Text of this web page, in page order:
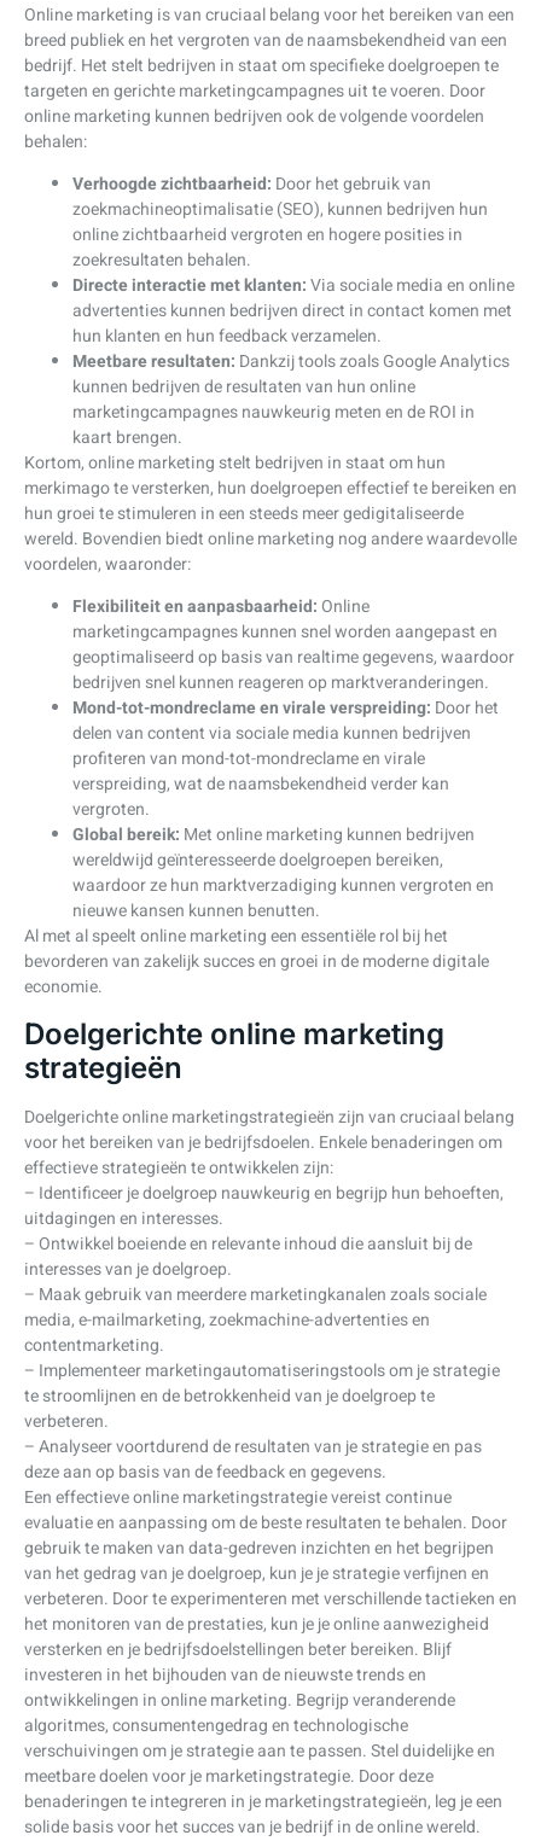
Online marketing is van cruciaal belang voor het bereiken van een
breed publiek en het vergroten van de naamsbekendheid van een
bedrijf. Het stelt bedrijven in staat om specifieke doelgroepen te
targeten en gerichte marketingcampagnes uit te voeren. Door
online marketing kunnen bedrijven ook de volgende voordelen
behalen:
Verhoogde zichtbaarheid: Door het gebruik van
zoekmachineoptimalisatie (SEO), kunnen bedrijven hun
online zichtbaarheid vergroten en hogere posities in
zoekresultaten behalen.
Directe interactie met klanten:Via sociale media en online
advertenties kunnen bedrijven direct in contact komen met
hun klanten en hun feedback verzamelen.
Meetbare resultaten: Dankzij tools zoals Google Analytics
kunnen bedrijven de resultaten van hun online
marketingcampagnes nauwkeurig meten en de ROI in
kaart brengen.
Kortom, online marketing stelt bedrijven in staat om hun
merkimago te versterken, hun doelgroepen effectief te bereiken en
hun groei te stimuleren in een steeds meer gedigitaliseerde
wereld. Bovendien biedt online marketing nog andere waardevolle
voordelen, waaronder:
Flexibiliteit en aanpasbaarheid: Online
marketingcampagnes kunnen snel worden aangepast en
geoptimaliseerd op basis van realtime gegevens, waardoor
bedrijven snel kunnen reageren op marktveranderingen.
Mond-tot-mondreclame en virale verspreiding: Door het
delen van content via sociale media kunnen bedrijven
profiteren van mond-tot-mondreclame en virale
verspreiding, wat de naamsbekendheid verder kan
vergroten.
Global bereik: Met online marketing kunnen bedrijven
wereldwijd geïnteresseerde doelgroepen bereiken,
waardoor ze hun marktverzadiging kunnen vergroten en
nieuwe kansen kunnen benutten.
Al met al speelt online marketing een essentiële rol bij het
bevorderen van zakelijk succes en groei in de moderne digitale
economie.
Doelgerichte online marketing
strategieën
Doelgerichte online marketingstrategieën zijn van cruciaal belang
voor het bereiken van je bedrijfsdoelen. Enkele benaderingen om
effectieve strategieën te ontwikkelen zijn:
– Identificeer je doelgroep nauwkeurig en begrijp hun behoeften,
uitdagingen en interesses.
– Ontwikkel boeiende en relevante inhoud die aansluit bij de
interesses van je doelgroep.
– Maak gebruik van meerdere marketingkanalen zoals sociale
media, e-mailmarketing, zoekmachine-advertenties en
contentmarketing.
– Implementeer marketingautomatiseringstools om je strategie
te stroomlijnen en de betrokkenheid van je doelgroep te
verbeteren.
– Analyseer voortdurend de resultaten van je strategie en pas
deze aan op basis van de feedback en gegevens.
Een effectieve online marketingstrategie vereist continue
evaluatie en aanpassing om de beste resultaten te behalen. Door
gebruik te maken van data-gedreven inzichten en het begrijpen
van het gedrag van je doelgroep, kun je je strategie verfijnen en
verbeteren. Door te experimenteren met verschillende tactieken en
het monitoren van de prestaties, kun je je online aanwezigheid
versterken en je bedrijfsdoelstellingen beter bereiken. Blijf
investeren in het bijhouden van de nieuwste trends en
ontwikkelingen in online marketing. Begrijp veranderende
algoritmes, consumentengedrag en technologische
verschuivingen om je strategie aan te passen. Stel duidelijke en
meetbare doelen voor je marketingstrategie. Door deze
benaderingen te integreren in je marketingstrategieën, leg je een
solide basis voor het succes van je bedrijf in de online wereld.